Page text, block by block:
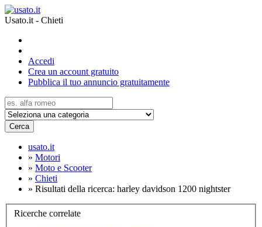
Usato.it - Chieti
Accedi
Crea un account gratuito
Pubblica il tuo annuncio gratuitamente
Cerca
usato.it
» Motori
» Moto e Scooter
» Chieti
» Risultati della ricerca: harley davidson 1200 nightster
Ricerche correlate